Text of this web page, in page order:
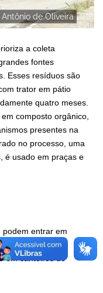
Antônio de Oliveira
a coleta
fontes
Esses resíduos são
trator em pátio
quatro meses.
composto orgânico,
presentes na
no processo, uma
é usado em praças e
podem entrar em
o composto
em canteiros de